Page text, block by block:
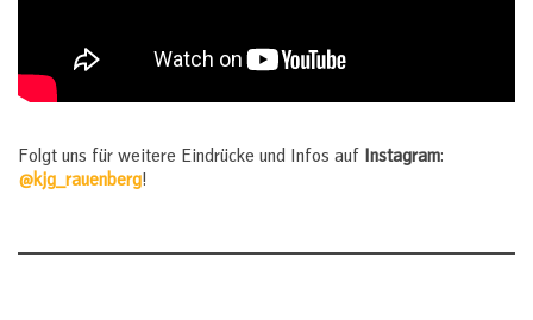
Folgt uns für weitere Eindrücke und Infos auf Instagram:
@kjg_rauenberg!